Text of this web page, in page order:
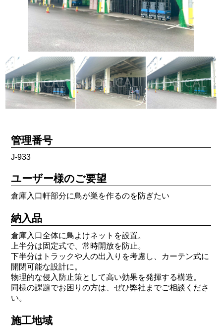
管理番号
J-933
ユーザー様のご要望
倉庫入口軒部分に鳥が巣を作るのを防ぎたい
納入品
倉庫入口全体に鳥よけネットを設置。
上半分は固定式で、常時開放を防止。
下半分はトラックや人の出入りを考慮し、カーテン式に
開閉可能な設計に。
物理的な侵入防止策として高い効果を発揮する構造。
同様の課題でお困りの方は、ぜひ弊社までご相談くださ
い。
施工地域